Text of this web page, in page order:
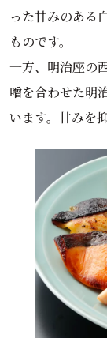
った甘みのある
ものです。
一方、明治座の
噌を合わせた明
います。甘みを